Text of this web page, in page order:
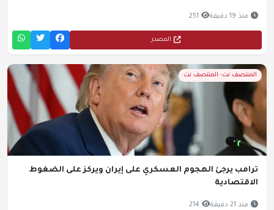
منذ 19 دقيقة 251
المصدر
المنتصف نت- المنتصف نت
ترامب يرجئ الهجوم العسكري على إيران ويركز على الضغوط
الاقتصادية
منذ 21 دقيقة 214